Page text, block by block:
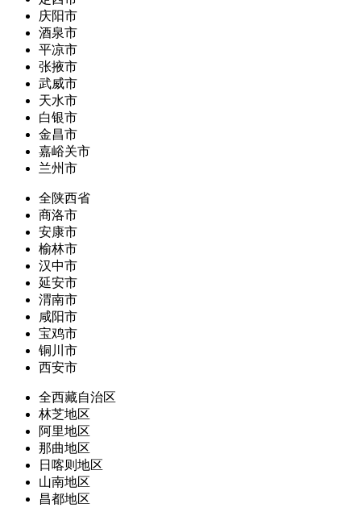
庆阳市
酒泉市
平凉市
张掖市
武威市
天水市
白银市
金昌市
嘉峪关市
兰州市
全陕西省
商洛市
安康市
榆林市
汉中市
延安市
渭南市
咸阳市
宝鸡市
铜川市
西安市
全西藏自治区
林芝地区
阿里地区
那曲地区
日喀则地区
山南地区
昌都地区